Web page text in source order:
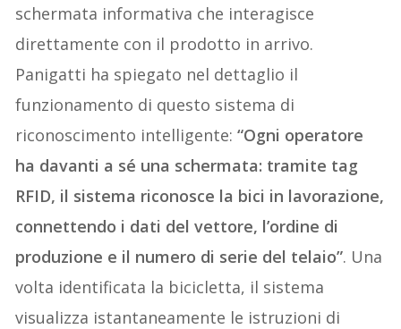
schermata informativa che interagisce
direttamente con il prodotto in arrivo.
Panigatti ha spiegato nel dettaglio il
funzionamento di questo sistema di
riconoscimento intelligente:“Ogni operatore
ha davanti a sé una schermata: tramite tag
RFID, il sistema riconosce la bici in lavorazione,
connettendo i dati del vettore, l’ordine di
produzione e il numero di serie del telaio”. Una
volta identificata la bicicletta, il sistema
visualizza istantaneamente le istruzioni di